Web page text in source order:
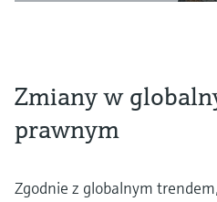
Zmiany w
prawnym
Zgodnie z globalnym